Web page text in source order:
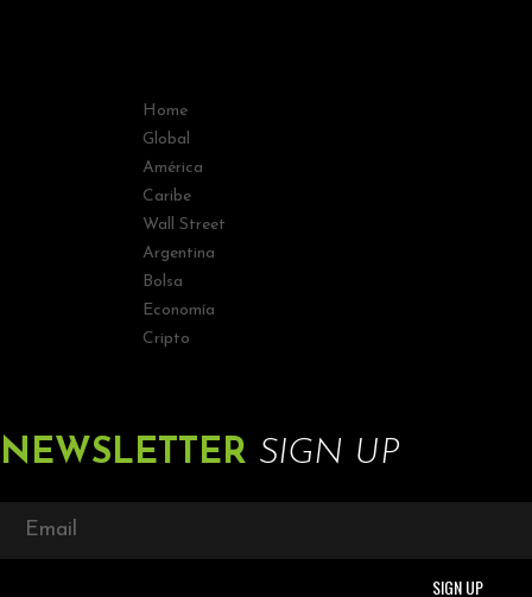
Home
Global
América
Caribe
Wall Street
Argentina
Bolsa
Economía
Cripto
NEWSLETTER SIGN UP